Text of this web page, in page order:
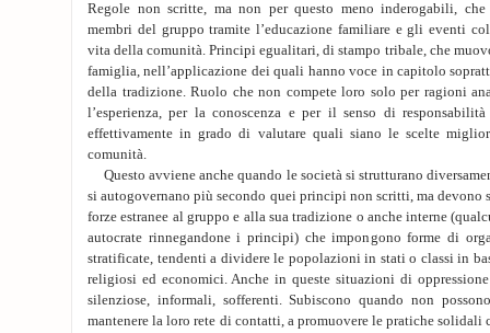
Regole non scritte, ma non per questo meno inderogabili,
membri del gruppo tramite l’educazione familiare e gli eventi
vita della comunità. Principi egualitari, di stampo tribale, che
famiglia, nell’applicazione dei quali hanno voce in capitolo
della tradizione. Ruolo che non compete loro solo per ragioni
l’esperienza, per la conoscenza e per il senso di
effettivamente in grado di valutare quali siano le scelte
comunità.
Questo avviene anche quando le società si strutturano
si autogovernano più secondo quei principi non scritti, ma
forze estranee al gruppo e alla sua tradizione o anche interne
autocrate rinnegandone i principi) che impongono forme di
stratificate, tendenti a dividere le popolazioni in stati o classi in
religiosi ed economici. Anche in queste situazioni di
silenziose, informali, sofferenti. Subiscono quando non
mantenere la loro rete di contatti, a promuovere le pratiche solidali